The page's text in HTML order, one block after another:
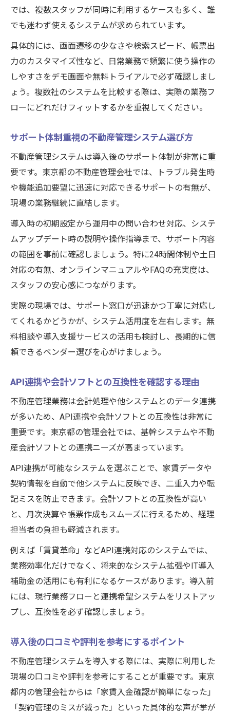
では、複数スタッフが同時に利用するケースも多く、誰
でも迷わず使えるシステムが求められています。
具体的には、画面遷移の少なさや検索スピード、帳票出
力のカスタマイズ性など、日常業務で頻繁に使う操作の
しやすさをデモ画面や無料トライアルで必ず確認しまし
ょう。複数社のシステムを比較する際は、実際の業務フ
ローにどれだけフィットするかを重視してください。
サポート体制重視の不動産管理システム選び方
不動産管理システムは導入後のサポート体制が非常に重
要です。東京都の不動産管理会社では、トラブル発生時
や機能追加要望に迅速に対応できるサポートの有無が、
現場の業務継続に直結します。
導入時の初期設定から運用中の問い合わせ対応、システ
ムアップデート時の説明や操作指導まで、サポート内容
の範囲を事前に確認しましょう。特に24時間体制や土日
対応の有無、オンラインマニュアルやFAQの充実度は、
スタッフの安心感につながります。
実際の現場では、サポート窓口が迅速かつ丁寧に対応し
てくれるかどうかが、システム活用度を左右します。無
料相談や導入支援サービスの活用も検討し、長期的に信
頼できるベンダー選びを心がけましょう。
API連携や会計ソフトとの互換性を確認する理由
不動産管理業務は会計処理や他システムとのデータ連携
が多いため、API連携や会計ソフトとの互換性は非常に
重要です。東京都の管理会社では、基幹システムや不動
産会計ソフトとの連携ニーズが高まっています。
API連携が可能なシステムを選ぶことで、家賃データや
契約情報を自動で他システムに反映でき、二重入力や転
記ミスを防止できます。会計ソフトとの互換性が高い
と、月次決算や帳票作成もスムーズに行えるため、経理
担当者の負担も軽減されます。
例えば「賃貸革命」などAPI連携対応のシステムでは、
業務効率化だけでなく、将来的なシステム拡張やIT導入
補助金の活用にも有利になるケースがあります。導入前
には、現行業務フローと連携希望システムをリストアッ
プし、互換性を必ず確認しましょう。
導入後の口コミや評判を参考にするポイント
不動産管理システムを導入する際には、実際に利用した
現場の口コミや評判を参考にすることが重要です。東京
都内の管理会社からは「家賃入金確認が簡単になった」
「契約管理のミスが減った」といった具体的な声が挙が